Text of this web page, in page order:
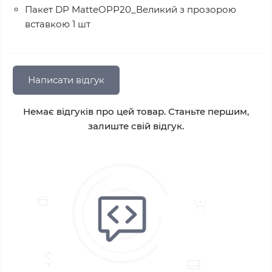
Набір невідкладної допомоги «SICH»
служб безпеки, охорони, інкасації;
водіїв та автомобільних аптечок розширеного
використання в умовах підвищеного ризику травм;
цивільного населення для особистої безпеки.
Пакет DP MatteOPP20_Великий з прозорою
вставкою 1 шт
Написати відгук
Немає відгуків про цей товар. Станьте першим,
залиште свій відгук.